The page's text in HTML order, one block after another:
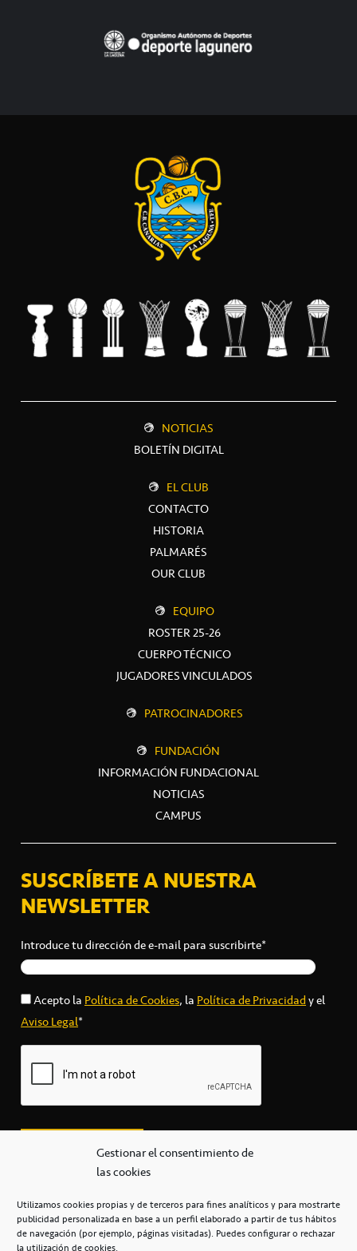
Gestionar el consentimiento de
las cookies
Utilizamos cookies propias y de terceros para fines analíticos y para mostrarte
publicidad personalizada en base a un perfil elaborado a partir de tus hábitos
de navegación (por ejemplo, páginas visitadas). Puedes configurar o rechazar
la utilización de cookies.
NOTICIAS
BOLETÍN DIGITAL
EL CLUB
CONTACTO
HISTORIA
PALMARÉS
OUR CLUB
EQUIPO
ROSTER 25-26
CUERPO TÉCNICO
JUGADORES VINCULADOS
PATROCINADORES
FUNDACIÓN
INFORMACIÓN FUNDACIONAL
NOTICIAS
CAMPUS
SUSCRÍBETE A NUESTRA
NEWSLETTER
Introduce tu dirección de e-mail para suscribirte*
Acepto laPolítica de Cookies, laPolítica de Privacidady el
Aviso Legal*
secretaria@cbcanarias.es